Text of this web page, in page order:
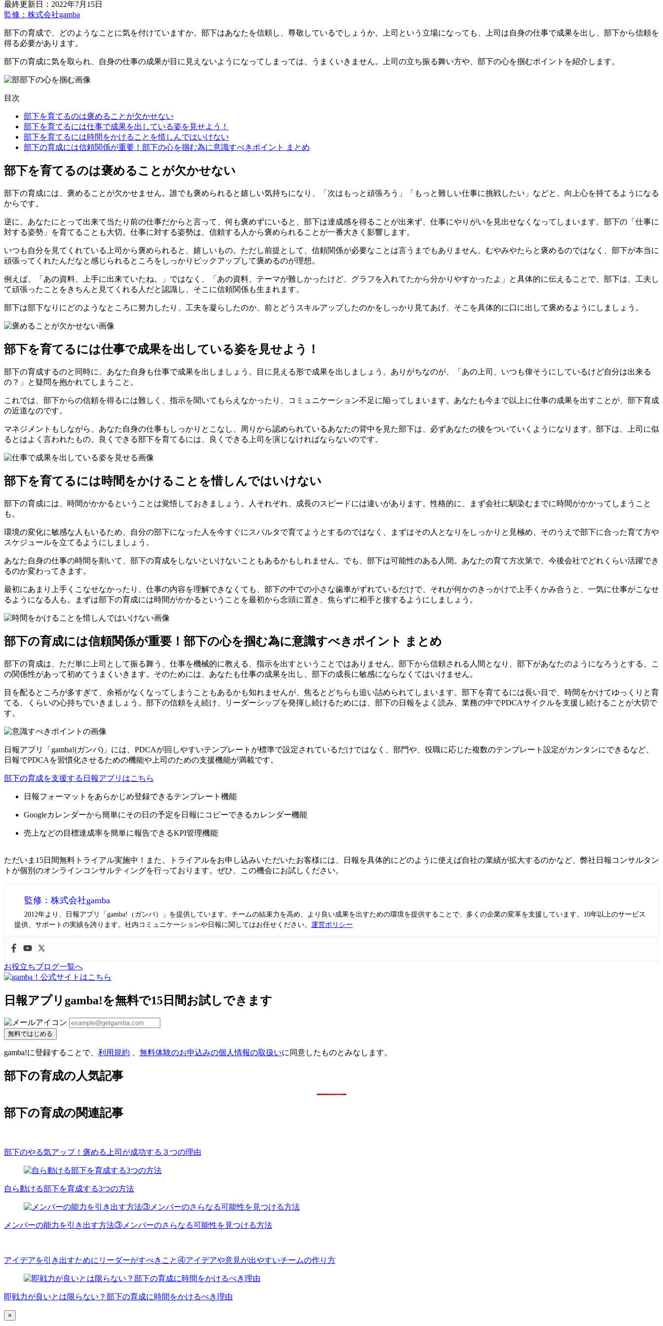
最終更新日：2022年7月15日
監修：株式会社gamba
部下の育成で、どのようなことに気を付けていますか。部下はあなたを信頼し、尊敬しているでしょうか。上司という立場になっても、上司は自身の仕事で成果を出し、部下から信頼を
得る必要があります。
部下の育成に気を取られ、自身の仕事の成果が目に見えないようになってしまっては、うまくいきません。上司の立ち振る舞い方や、部下の心を掴むポイントを紹介します。
目次
部下を育てるのは褒めることが欠かせない
部下を育てるには仕事で成果を出している姿を見せよう！
部下を育てるには時間をかけることを惜しんではいけない
部下の育成には信頼関係が重要！部下の心を掴む為に意識すべきポイント まとめ
部下を育てるのは褒めることが欠かせない
部下の育成には、褒めることが欠かせません。誰でも褒められると嬉しい気持ちになり、「次はもっと頑張ろう」「もっと難しい仕事に挑戦したい」などと、向上心を持てるようになる
からです。
逆に、あなたにとって出来て当たり前の仕事だからと言って、何も褒めずにいると、部下は達成感を得ることが出来ず、仕事にやりがいを見出せなくなってしまいます。部下の「仕事に
対する姿勢」を育てることも大切。仕事に対する姿勢は、信頼する人から褒められることが一番大きく影響します。
いつも自分を見てくれている上司から褒められると、嬉しいもの。ただし前提として、信頼関係が必要なことは言うまでもありません。むやみやたらと褒めるのではなく、部下が本当に
頑張ってくれたんだなと感じられるところをしっかりピックアップして褒めるのが理想。
例えば、「あの資料、上手に出来ていたね。」ではなく、「あの資料、テーマが難しかったけど、グラフを入れてたから分かりやすかったよ」と具体的に伝えることで、部下は、工夫し
て頑張ったことをきちんと見てくれる人だと認識し、そこに信頼関係も生まれます。
部下は部下なりにどのようなところに努力したり、工夫を凝らしたのか、前とどうスキルアップしたのかをしっかり見てあげ、そこを具体的に口に出して褒めるようにしましょう。
部下を育てるには仕事で成果を出している姿を見せよう！
部下の育成するのと同時に、あなた自身も仕事で成果を出しましょう。目に見える形で成果を出しましょう。ありがちなのが、「あの上司、いつも偉そうにしているけど自分は出来る
の？」と疑問を抱かれてしまうこと。
これでは、部下からの信頼を得るには難しく、指示を聞いてもらえなかったり、コミュニケーション不足に陥ってしまいます。あなたも今まで以上に仕事の成果を出すことが、部下育成
の近道なのです。
マネジメントもしながら、あなた自身の仕事もしっかりとこなし、周りから認められているあなたの背中を見た部下は、必ずあなたの後をついていくようになります。部下は、上司に似
るとはよく言われたもの。良くできる部下を育てるには、良くできる上司を演じなければならないのです。
部下を育てるには時間をかけることを惜しんではいけない
部下の育成には、時間がかかるということは覚悟しておきましょう。人それぞれ、成長のスピードには違いがあります。性格的に、まず会社に馴染むまでに時間がかかってしまうこと
も。
環境の変化に敏感な人もいるため、自分の部下になった人を今すぐにスパルタで育てようとするのではなく、まずはその人となりをしっかりと見極め、そのうえで部下に合った育て方や
スケジュールを立てるようにしましょう。
あなた自身の仕事の時間を割いて、部下の育成をしないといけないこともあるかもしれません。でも、部下は可能性のある人間。あなたの育て方次第で、今後会社でどれくらい活躍でき
るのか変わってきます。
最初にあまり上手くこなせなかったり、仕事の内容を理解できなくても、部下の中での小さな歯車がずれているだけで、それが何かのきっかけで上手くかみ合うと、一気に仕事がこなせ
るようになる人も。まずは部下の育成には時間がかかるということを最初から念頭に置き、焦らずに相手と接するようにしましょう。
部下の育成には信頼関係が重要！部下の心を掴む為に意識すべきポイント まとめ
部下の育成は、ただ単に上司として振る舞う、仕事を機械的に教える、指示を出すということではありません。部下から信頼される人間となり、部下があなたのようになろうとする、こ
の関係性があって初めてうまくいきます。そのためには、あなたも仕事の成果を出し、部下の成長に敏感にならなくてはいけません。
目を配るところが多すぎて、余裕がなくなってしまうこともあるかも知れませんが、焦るとどちらも追い詰められてしまいます。部下を育てるには長い目で、時間をかけてゆっくりと育
てる、くらいの心持ちでいきましょう。部下の信頼をえ続け、リーダーシップを発揮し続けるためには、部下の日報をよく読み、業務の中でPDCAサイクルを支援し続けることが大切で
す。
日報アプリ「gamba!(ガンバ)」には、PDCAが回しやすいテンプレートが標準で設定されているだけではなく、部門や、役職に応じた複数のテンプレート設定がカンタンにできるなど、
日報でPDCAを習慣化させるための機能や上司のための支援機能が満載です。
部下の育成を支援する 日報アプリはこちら
日報フォーマットをあらかじめ登録できるテンプレート機能
Googleカレンダーから簡単にその日の予定を日報にコピーできるカレンダー機能
売上などの目標達成率を簡単に報告できるKPI管理機能
ただいま15日間無料トライアル実施中！また、トライアルをお申し込みいただいたお客様には、日報を具体的にどのように使えば自社の業績が拡大するのかなど、弊社日報コンサルタン
トが個別のオンラインコンサルティングを行っております。ぜひ、この機会にお試しください。
監修：株式会社gamba
2012年より、日報アプリ「gamba!（ガンバ）」を提供しています。チームの結束力を高め、より良い成果を出すための環境を提供することで、多くの企業の変革を支援しています。10年以上のサービス
提供、サポートの実績を誇ります。社内コミュニケーションや日報に関してはお任せください。 運営ポリシー
お役立ちブログ一覧へ
日報アプリgamba!を無料で15日間お試しできます
無料ではじめる
gamba!に登録することで、 利用規約 、 無料体験のお申込みの個人情報の取扱いに同意したものとみなします。
部下の育成の人気記事
部下の育成の関連記事
部下のやる気アップ！褒める上司が成功する３つの理由
自ら動ける部下を育成する3つの方法
メンバーの能力を引き出す方法③メンバーのさらなる可能性を見つける方法
アイデアを引き出すためにリーダーがすべきこと④アイデアや意見が出やすいチームの作り方
即戦力が良いとは限らない？部下の育成に時間をかけるべき理由
×